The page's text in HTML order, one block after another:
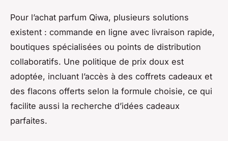
Pour l’achat parfum Qiwa, plusieurs solutions
existent : commande en ligne avec livraison rapide,
boutiques spécialisées ou points de distribution
collaboratifs. Une politique de prix doux est
adoptée, incluant l’accès à des coffrets cadeaux et
des flacons offerts selon la formule choisie, ce qui
facilite aussi la recherche d’idées cadeaux
parfaites.